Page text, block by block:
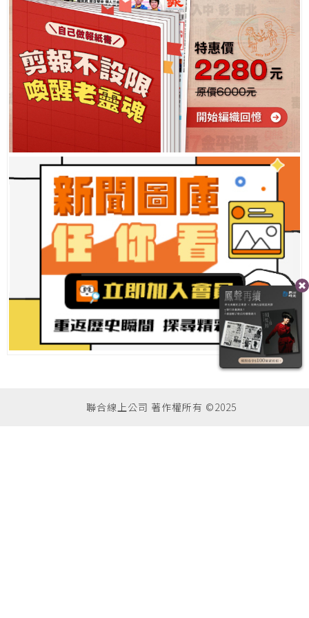
聯合線上公司 著作權所有 ©2025